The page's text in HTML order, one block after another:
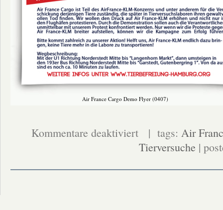
Air France Cargo Demo Flyer (0407)
Kommentare deaktiviertDemonstration
vor
dem
| tags: Air
Tierversuche |